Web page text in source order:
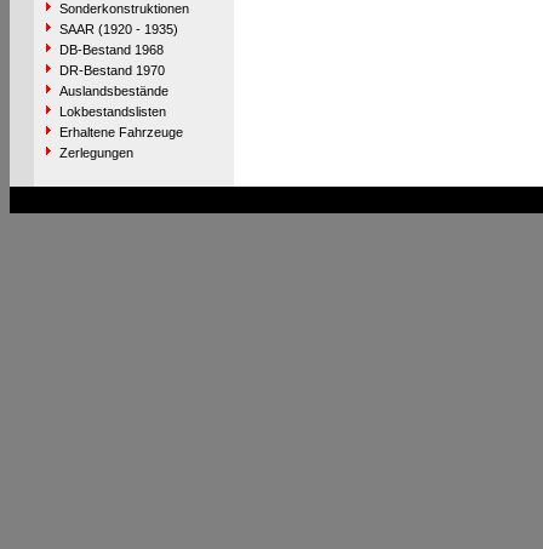
Sonderkonstruktionen
SAAR (1920 - 1935)
DB-Bestand 1968
DR-Bestand 1970
Auslandsbestände
Lokbestandslisten
Erhaltene Fahrzeuge
Zerlegungen